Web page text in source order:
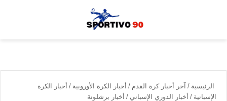
الرئيسية / آخر أخبار كرة القدم / أخبار الكرة الأوروبية / أخبار الكرة
الإسبانية / أخبار الدوري الإسباني / أخبار برشلونة